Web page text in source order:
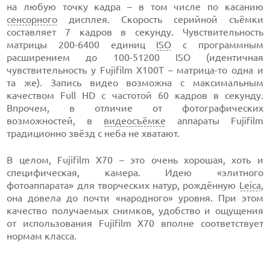
на любую точку кадра – в том числе по касанию
сенсорного дисплея. Скорость серийной съёмки
составляет 7 кадров в секунду. Чувствительность
матрицы 200-6400 единиц ISO с программным
расширением до 100-51200 ISO (идентичная
чувствительность у Fujifilm X100T – матрица-то одна и
та же). Запись видео возможна с максимальным
качеством Full HD с частотой 60 кадров в секунду.
Впрочем, в отличие от фотографических
возможностей, в видеосъёмке аппараты Fujifilm
традиционно звёзд с неба не хватают.
В целом, Fujifilm X70 – это очень хорошая, хоть и
специфическая, камера. Идею «элитного
фотоаппарата» для творческих натур, рождённую Leica,
она довела до почти «народного» уровня. При этом
качество получаемых снимков, удобство и ощущения
от использования Fujifilm X70 вполне соответствует
нормам класса.